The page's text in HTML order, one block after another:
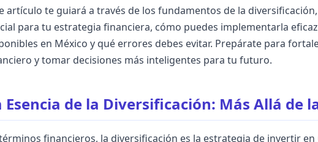
artículo te guiará a través de los fundamentos de la
para tu estrategia financiera, cómo puedes implementarla
en México y qué errores debes evitar. Prepárate para
y tomar decisiones más inteligentes para tu futuro.
Esencia de la Diversificación: Más Allá de
financieros, la diversificación es la estrategia de invertir